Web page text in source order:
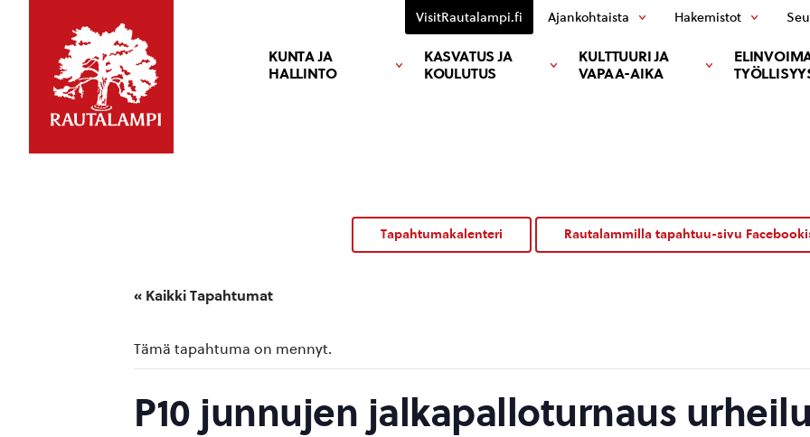
KUNTA JA
HALLINTO
KASVATUS JA
KOULUTUS
KULTTUURI JA
VAPAA-AIKA
VisitRautalampi.fi Ajankohtaista Hakemistot
Tapahtumakalenteri Rautalammilla tapahtuu-sivu
« Kaikki Tapahtumat
Tämä tapahtuma on mennyt.
P10 junnujen jalkapalloturnaus